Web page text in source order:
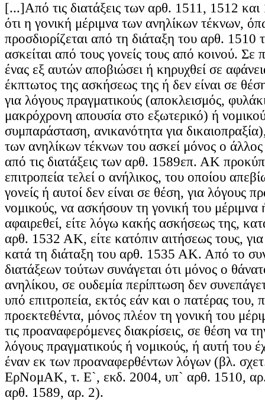
[...]Από τις διατάξεις των αρθ. 1511, 1512
ότι η γονική μέριμνα των ανηλίκων τέκνων,
προσδιορίζεται από τη διάταξη του αρθ. 1510
ασκείται από τους γονείς τους από κοινού. Σε
ένας εξ αυτών αποβιώσει ή κηρυχθεί σε
έκπτωτος της ασκήσεως της ή δεν είναι σε
για λόγους πραγματικούς (αποκλεισμός,
μακρόχρονη απουσία στο εξωτερικό) ή
συμπαράσταση, ανικανότητα για
των ανηλίκων τέκνων του ασκεί μόνος ο
από τις διατάξεις των αρθ. 1589επ. ΑΚ
επιτροπεία τελεί ο ανήλικος, του οποίου
γονείς ή αυτοί δεν είναι σε θέση, για λόγους
νομικούς, να ασκήσουν τη γονική του μέριμνα
αφαιρεθεί, είτε λόγω κακής ασκήσεως της,
αρθ. 1532 ΑΚ, είτε κατόπιν αιτήσεως τους,
κατά τη διάταξη του αρθ. 1535 ΑΚ. Από το
διατάξεων τούτων συνάγεται ότι μόνος ο
ανηλίκου, σε ουδεμία περίπτωση δεν
υπό επιτροπεία, εκτός εάν και ο πατέρας του,
προεκτεθέντα, μόνος πλέον τη γονική του
τις προαναφερόμενες διακρίσεις, σε θέση να
λόγους πραγματικούς ή νομικούς, ή αυτή του
έναν εκ των προαναφερθέντων λόγων (βλ.
ΕρΝομΑΚ, τ. Ε`, εκδ. 2004, υπ` αρθ. 1510,
αρθ. 1589, αρ. 2).